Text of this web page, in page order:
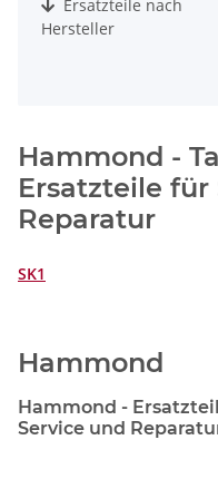
Ersatzteile nach
Hersteller
Hammond -
Ersatzteile für
Reparatur
SK1
Hammond
Hammond -
Service und